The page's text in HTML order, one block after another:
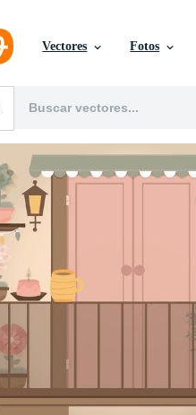
Vectores Fotos